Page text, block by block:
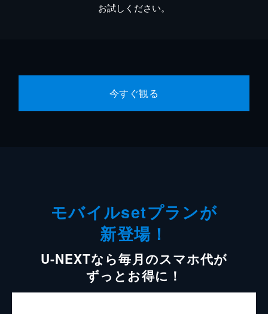
お試しください。
今すぐ観る
モバイルsetプランが
新登場！
U-NEXTなら毎月のスマホ代が
ずっとお得に！